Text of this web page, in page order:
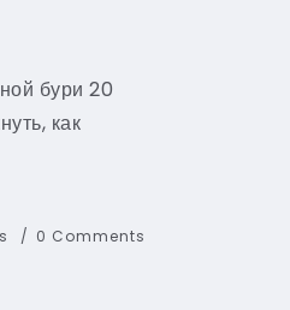
бури 20
как
0 Comments